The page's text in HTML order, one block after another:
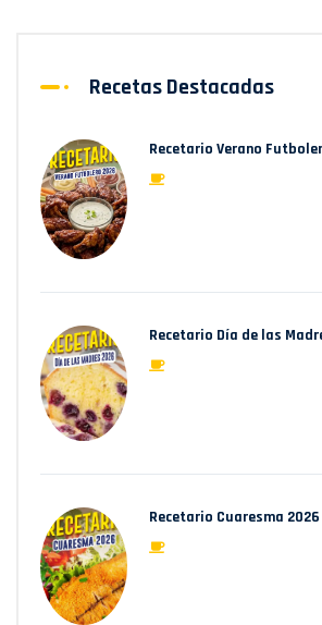
Recetas Destacadas
Recetario Verano
Recetario Día de las
Recetario Cuaresma 2026